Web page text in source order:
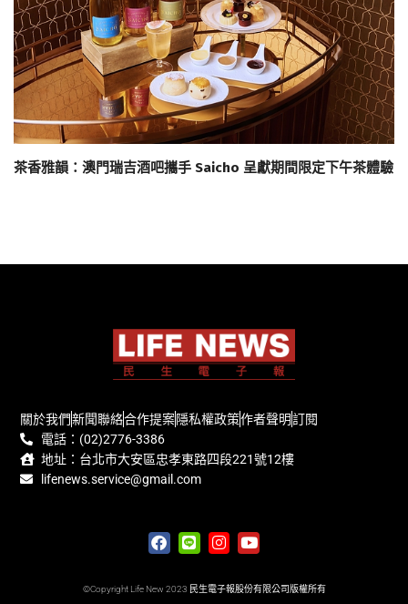
茶香雅韻：澳門瑞吉酒吧攜手 Saicho 呈獻期間限定下午茶體驗
關於我們新聞聯絡合作提案隱私權政策作者聲明訂閱
電話：(02)2776-3386
地址：台北市大安區忠孝東路四段221號12樓
lifenews.service@gmail.com
©Copyright Life New 2023 民生電子報股份有限公司版權所有